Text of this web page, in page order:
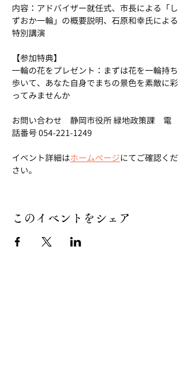
内容：アドバイザー就任式、市長による「し
ずおか一輪」の概要説明、石原和幸氏による
特別講演
【参加特典】
一輪の花をプレゼント：まずは花を一輪持ち
歩いて、あなた自身でまちの景色を素敵に彩
ってみませんか
お問い合わせ　静岡市役所 緑地政策課　電
話番号 054-221-1249
イベント詳細はホームページにてご確認くだ
さい。
このイベントをシェア